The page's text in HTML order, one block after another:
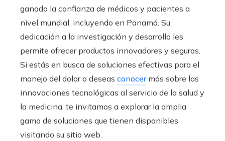
ganado la confianza de médicos y pacientes a
nivel mundial, incluyendo en Panamá. Su
dedicación a la investigación y desarrollo les
permite ofrecer productos innovadores y seguros.
Si estás en busca de soluciones efectivas para el
manejo del dolor o deseas conocermás sobre las
innovaciones tecnológicas al servicio de la salud y
la medicina, te invitamos a explorar la amplia
gama de soluciones que tienen disponibles
visitando su sitio web.